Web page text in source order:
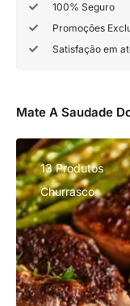
100% Seguro
Promoções
Satisfação em
Mate A Saudade
13 Produtos
Churrasco